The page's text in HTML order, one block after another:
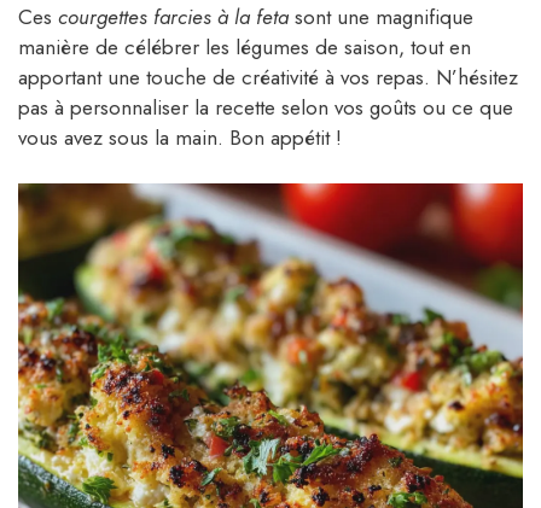
Ces courgettes farcies à la feta sont une magnifique
manière de célébrer les légumes de saison, tout en
apportant une touche de créativité à vos repas. N’hésitez
pas à personnaliser la recette selon vos goûts ou ce que
vous avez sous la main. Bon appétit !